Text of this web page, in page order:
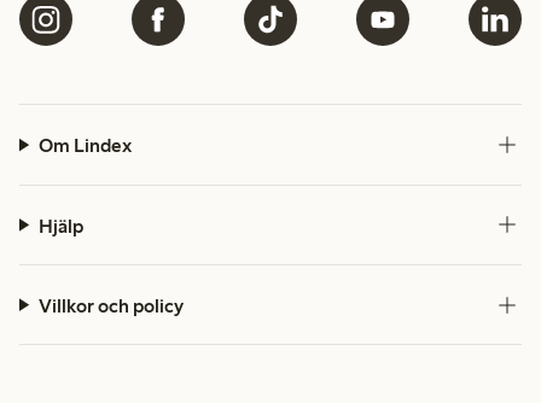
Om Lindex
Hjälp
Villkor och policy